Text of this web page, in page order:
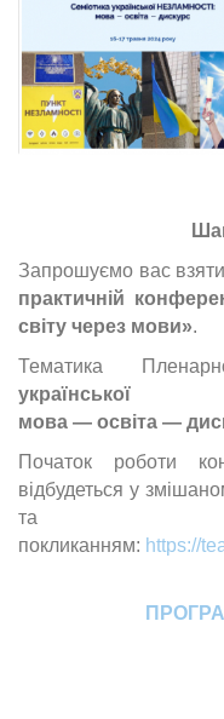
Запрошуємо вас
практичній
світу через мови».
Тематика
мова — освіта —
Початок роботи
відбудеться у
та
покликанням: https://